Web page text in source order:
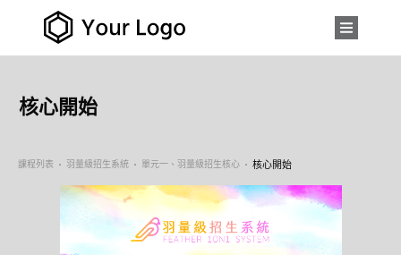
核心開始
課程列表 羽量級招生系統 單元一、羽量級招生核心 核心開始